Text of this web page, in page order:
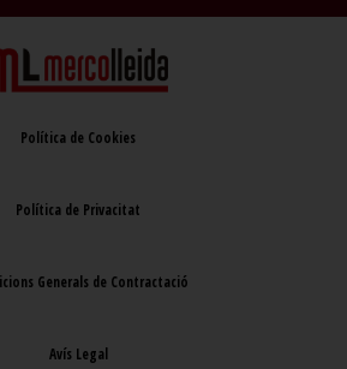
Política de Cookies
Política de Privacitat
Generals de Contractació
Avís Legal